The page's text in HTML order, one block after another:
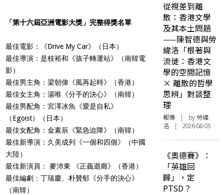
「第十六屆亞洲電影大獎」完整得獎名單
最佳電影：《Drive My Car》（日本）
最佳導演：是枝裕和《孩子轉運站》（南韓電
影）
最佳男主角：梁朝偉《風再起時》（香港）
最佳女主角：湯唯《分手的決心》（南韓）
最佳男配角：宮澤冰魚《愛是自私》
（Egoist）（日本）
最佳女配角：金素辰《緊急迫降》（南韓）
最佳新導演：久美成列《一個和四個》（中國
大陸）
最佳新演員： 麥沛東 《正義迴廊》（香港）
最佳編劇：丁瑞慶、朴贊郁《分手的決心》
（南韓）
從視差到離
散：香港文學
及其本土問題
——陳智德與勞
緯洛「根著與
流徙：香港文
學的空間記憶
× 離散的哲學
思辨」對談整
理
報導 | by 勞緯
洛 | 2026-08-05
《奧德賽》：
「英雄回
歸」，定
PTSD？